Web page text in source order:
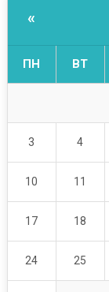
«
ПН ВТ
3 4
10 11
17 18
24 25